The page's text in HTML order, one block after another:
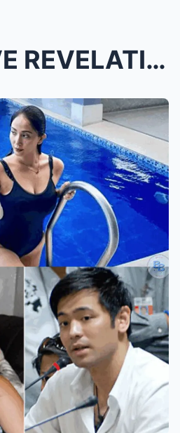
EXPLOSIVE REVELATION! Hayden Kho Drops Bombshell A...